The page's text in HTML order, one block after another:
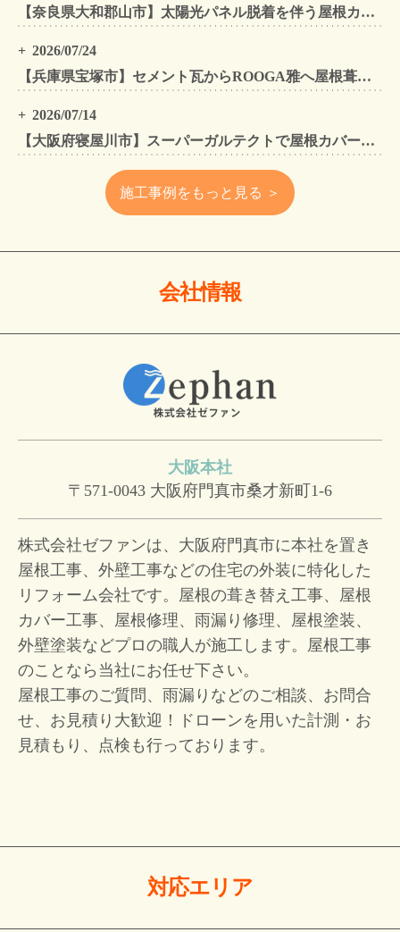
【奈良県大和郡山市】太陽光パネル脱着を伴う屋根カバー工法・外壁カバー工法・外壁塗装工事｜スーパーガルテクト施工事例
2026/07/24
【兵庫県宝塚市】セメント瓦からROOGA雅へ屋根葺き替え モダングレーで軽量化・外壁塗装も同時施工
2026/07/14
【大阪府寝屋川市】スーパーガルテクトで屋根カバー工法・外壁塗装・雨樋工事｜住まいをトータルリフォームした施工事例
施工事例をもっと見る ＞
会社情報
大阪本社
〒571-0043 大阪府門真市桑才新町1-6
株式会社ゼファンは、大阪府門真市に本社を置き
屋根工事、外壁工事などの住宅の外装に特化した
リフォーム会社です。屋根の葺き替え工事、屋根
カバー工事、屋根修理、雨漏り修理、屋根塗装、
外壁塗装などプロの職人が施工します。屋根工事
のことなら当社にお任せ下さい。
屋根工事のご質問、雨漏りなどのご相談、お問合
せ、お見積り大歓迎！
ドローンを用いた計測・お
見積もり、点検も行っております。
対応エリア